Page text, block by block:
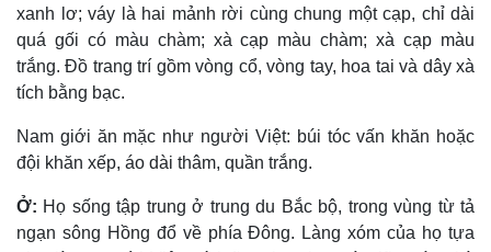
xanh lơ; váy là hai mảnh rời cùng chung một cạp, chỉ dài
quá gối có màu chàm; xà cạp màu chàm; xà cạp màu
trắng. Ðồ trang trí gồm vòng cổ, vòng tay, hoa tai và dây xà
tích bằng bạc.
Nam giới ăn mặc như người Việt: búi tóc vấn khăn hoặc
đội khăn xếp, áo dài thâm, quần trắng.
Ở: Họ sống tập trung ở trung du Bắc bộ, trong vùng từ tả
ngạn sông Hồng đổ về phía Ðông. Làng xóm của họ tựa